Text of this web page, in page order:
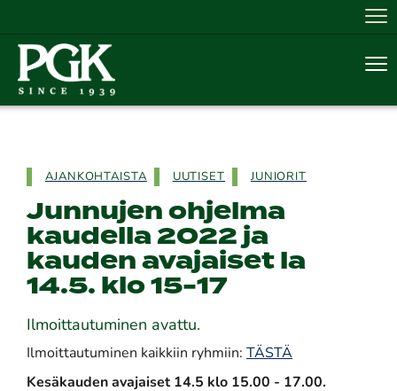
AJANKOHTAISTA UUTISET JUNIORIT
Junnujen ohjelma
kaudella 2022 ja
kauden avajaiset la
14.5. klo 15-17
Ilmoittautuminen avattu.
Ilmoittautuminen kaikkiin ryhmiin: TÄSTÄ
Kesäkauden avajaiset 14.5 klo 15.00 - 17.00.